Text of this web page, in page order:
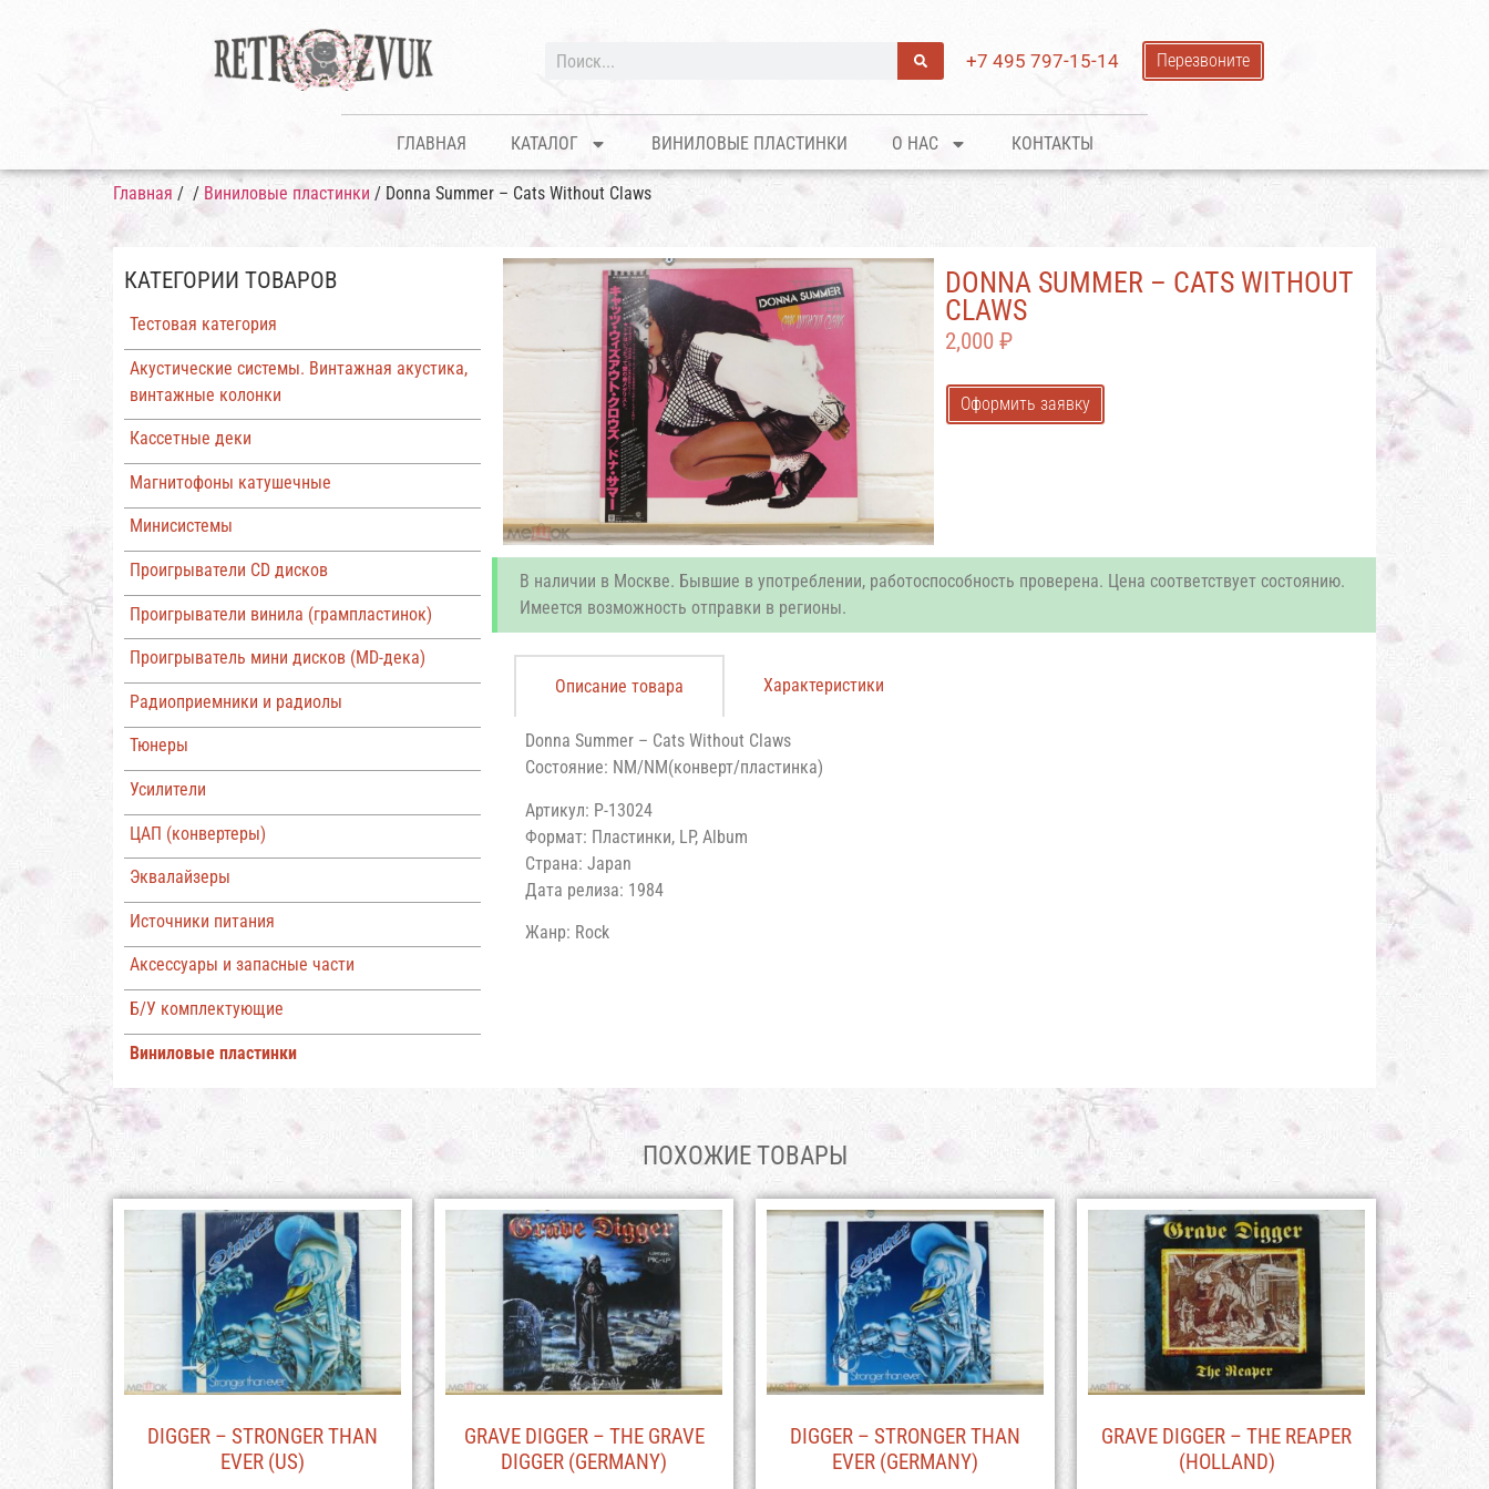
+7 495 797-15-14 Перезвоните
ГЛАВНАЯ КАТАЛОГ ВИНИЛОВЫЕ ПЛАСТИНКИ О НАС КОНТАКТЫ
Главная / / Виниловые пластинки / Donna Summer – Cats Without Claws
КАТЕГОРИИ ТОВАРОВ
Тестовая категория
Акустические системы. Винтажная акустика,
винтажные колонки
Кассетные деки
Магнитофоны катушечные
Минисистемы
Проигрыватели CD дисков
Проигрыватели винила (грампластинок)
Проигрыватель мини дисков (MD-дека)
Радиоприемники и радиолы
Тюнеры
Усилители
ЦАП (конвертеры)
Эквалайзеры
Источники питания
Аксессуары и запасные части
Б/У комплектующие
Виниловые пластинки
DONNA SUMMER – CATS WITHOUT
CLAWS
2,000 ₽
Оформить заявку
В наличии в Москве. Бывшие в употреблении, работоспособность проверена. Цена соответствует состоянию.
Имеется возможность отправки в регионы.
Описание товара Характеристики
Donna Summer – Cats Without Claws
Состояние: NM/NM(конверт/пластинка)
Артикул: P-13024
Формат: Пластинки, LP, Album
Страна: Japan
Дата релиза: 1984
Жанр: Rock
ПОХОЖИЕ ТОВАРЫ
DIGGER – STRONGER THAN
EVER (US)
GRAVE DIGGER – THE GRAVE
DIGGER (GERMANY)
DIGGER – STRONGER THAN
EVER (GERMANY)
GRAVE DIGGER – THE REAPER
(HOLLAND)